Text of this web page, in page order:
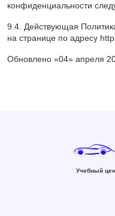
конфиденциальности
9.4. Действующая
на странице по адресу
Обновлено «04» апреля
Учебный